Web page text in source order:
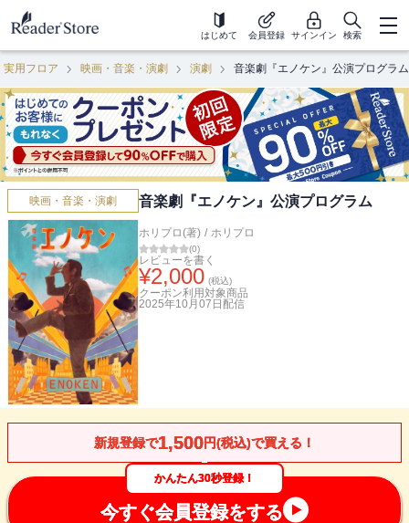
はじめて 会員登録 サインイン 検索
実用フロア 映画・音楽・演劇 演劇 音楽劇『エノケン』公演プログラム
映画・音楽・演劇 音楽劇『エノケン』公演プログラム
ホリプロ(著) / ホリプロ
(0)
レビューを書く
¥2,000 (税込)
クーポン利用対象商品
2025年10月07日 配信
新規登録で1,500円(税込)で買える！
かんたん30秒登録！
今すぐ会員登録をする